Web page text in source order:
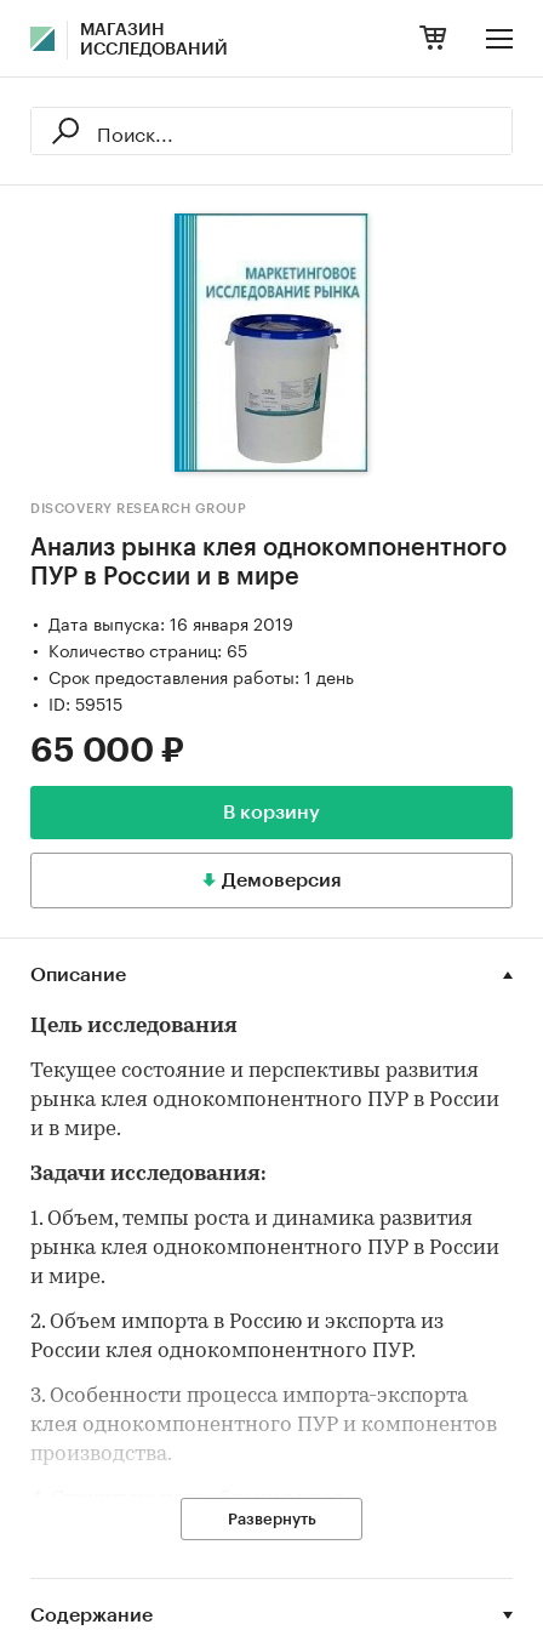
МАГАЗИН
ИССЛЕДОВАНИЙ
DISCOVERY RESEARCH GROUP
Анализ рынка клея однокомпонентного
ПУР в России и в мире
Дата выпуска: 16 января 2019
Количество страниц: 65
Срок предоставления работы: 1 день
ID: 59515
65 000 ₽
В корзину
Демоверсия
Описание
Цель исследования
Текущее состояние и перспективы развития
рынка клея однокомпонентного ПУР в России
и в мире.
Задачи исследования:
1. Объем, темпы роста и динамика развития
рынка клея однокомпонентного ПУР в России
и мире.
2. Объем импорта в Россию и экспорта из
России клея однокомпонентного ПУР.
3. Особенности процесса импорта-экспорта
клея однокомпонентного ПУР и компонентов
производства.
4. Структура потребления клея
однокомпонентного ПУР в России и мире.
5. Рыночные доли производителей на рынке
Развернуть
Содержание